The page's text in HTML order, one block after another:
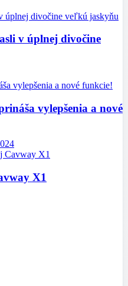
v úplnej divočine
vylepšenia a nové
X1